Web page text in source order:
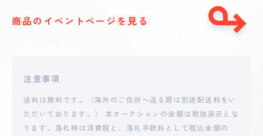
商品のイベントページを見る
注意事項
送料は無料です。（海外のご住所へ送る際は別途配送料をい
ただいております。） 本オークションの金額は税抜表示とな
ります。落札時は消費税と、落札手数料として税込金額の